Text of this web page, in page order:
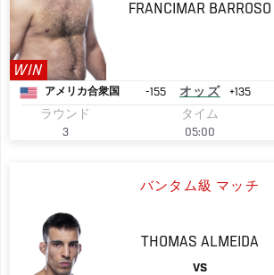
WIN
FRANCIMAR BARROSO
アメリカ合衆国 -155 オッズ +135
ラウンド
3
タイム
05:00
バンタム級 マッチ
THOMAS ALMEIDA
VS